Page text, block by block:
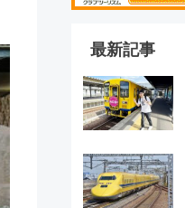
最新記事